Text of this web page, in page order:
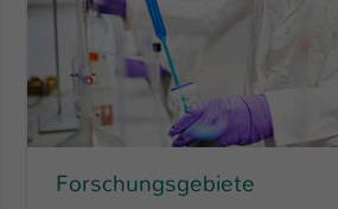
Forschungsgebiete